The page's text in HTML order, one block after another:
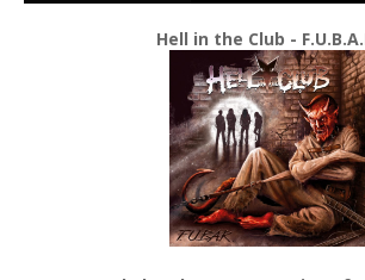
Hell in the Club -